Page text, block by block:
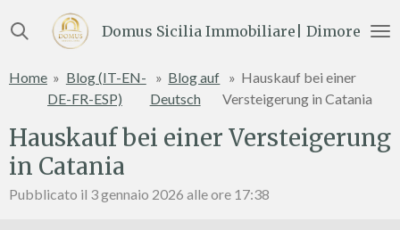
al
principale
Domus Sicilia Immobiliare| Dimore e
Home » Blog (IT-EN-
DE-FR-ESP)
» Blog auf
Deutsch
» Hauskauf bei einer
Versteigerung in Catania
Hauskauf bei einer Versteigerung
in Catania
Pubblicato il 3 gennaio 2026 alle ore 17:38